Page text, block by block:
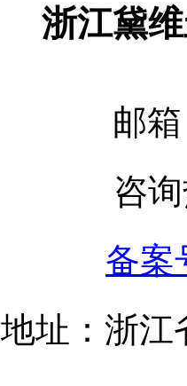
浙江黛
邮
咨
备案
地址：浙江